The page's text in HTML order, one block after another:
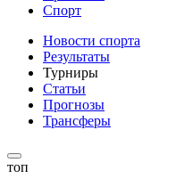
Спорт
Новости спорта
Результаты
Турниры
Статьи
Прогнозы
Трансферы
топ